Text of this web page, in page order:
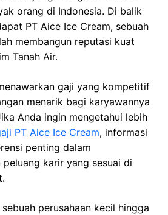
orang di Indonesia. Di balik
PT Aice Ice Cream, sebuah
membangun reputasi kuat
Tanah Air.
gaji yang kompetitif
menarik bagi karyawannya
Anda ingin mengetahui lebih
PT Aice Ice Cream, informasi
penting dalam
karir yang sesuai di
perusahaan kecil hingga